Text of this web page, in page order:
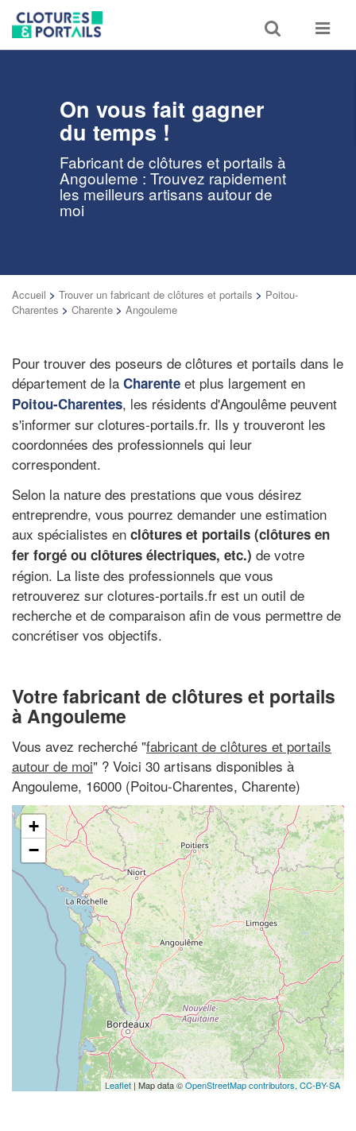
Toggle
search
Toggle
On vous fait gagner
du temps !
Fabricant de clôtures et portails à
Angouleme : Trouvez rapidement
les meilleurs artisans autour de
moi
Accueil > Trouver un fabricant de clôtures et portails > Poitou-
Charentes > Charente > Angouleme
Pour trouver des poseurs de clôtures et portails dans le
département de la Charente et plus largement en
Poitou-Charentes, les résidents d'Angoulême peuvent
s'informer sur clotures-portails.fr. Ils y trouveront les
coordonnées des professionnels qui leur
correspondent.
Selon la nature des prestations que vous désirez
entreprendre, vous pourrez demander une estimation
aux spécialistes en clôtures et portails (clôtures en
fer forgé ou clôtures électriques, etc.) de votre
région. La liste des professionnels que vous
retrouverez sur clotures-portails.fr est un outil de
recherche et de comparaison afin de vous permettre de
concrétiser vos objectifs.
Votre fabricant de clôtures et portails
à Angouleme
Vous avez recherché "fabricant de clôtures et portails
autour de moi" ? Voici 30 artisans disponibles à
Angouleme, 16000 (Poitou-Charentes, Charente)
+
−
Leaflet | Map data ©OpenStreetMap contributors, CC-BY-SA